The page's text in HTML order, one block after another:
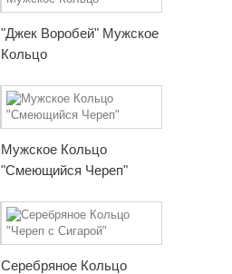
"Джек Воробей" Мужское
Кольцо
Мужское Кольцо
"Смеющийся Череп"
Серебряное Кольцо